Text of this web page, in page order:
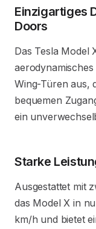
Einzigartiges
Doors
Das Tesla Model
Wing-Türen aus,
bequemen
ein
Starke
Ausgestattet mit
das Model X in
km/h und bietet